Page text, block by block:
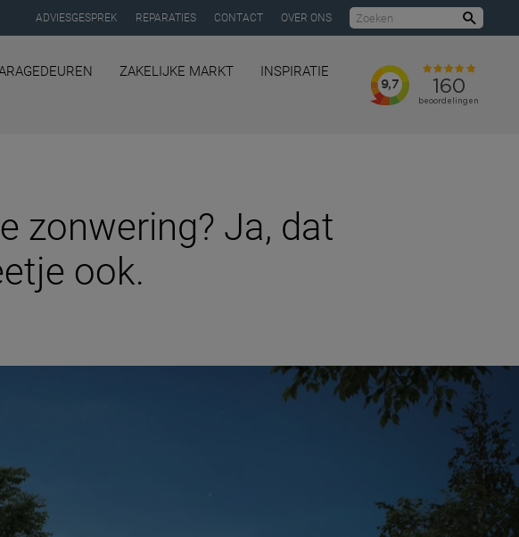
ADVIESGESPREK REPARATIES CONTACT OVER ONS
ZAKELIJKE MARKT
INSPIRATIE
zonwering? Ja, dat
ook.